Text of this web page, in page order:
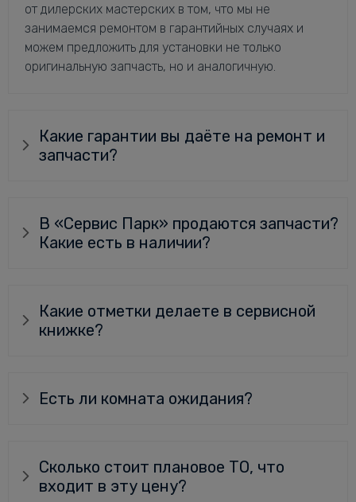
от дилерских мастерских в том, что мы не
занимаемся ремонтом в гарантийных случаях и
можем предложить для установки не только
оригинальную запчасть, но и аналогичную.
Какие гарантии вы даёте на ремонт и
запчасти?
В «Сервис Парк» продаются запчасти?
Какие есть в наличии?
Какие отметки делаете в сервисной
книжке?
Есть ли комната ожидания?
Сколько стоит плановое ТО, что
входит в эту цену?